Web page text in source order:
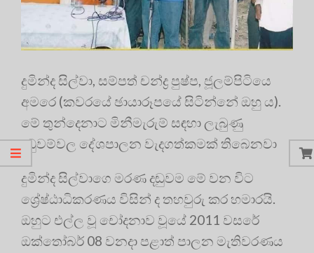
දුමින්ද සිල්වා, සම්පත් චන්ද්‍ර පුෂ්ප, ජූලම්පිටියෙ
අමරෙ (කවරයේ ඡායාරූපයේ සිටින්නේ ඔහු ය).
මේ තුන්දෙනාට මිනීමැරුම් සඳහා ලැබුණු
දඬුවම්වල දේශපාලන වැදගත්කමක් තිබෙනවා
දුමින්ද සිල්වාගෙ මරණ දඬුවම මේ වන විට
ශ්‍රේෂ්ඨාධිකරණය විසින් ද තහවුරු කර හමාරයි.
ඔහුට එල්ල වූ චෝදනාව වූයේ 2011 වසරේ
ඔක්තෝබර් 08 වනදා පළාත් පාලන මැතිවරණය